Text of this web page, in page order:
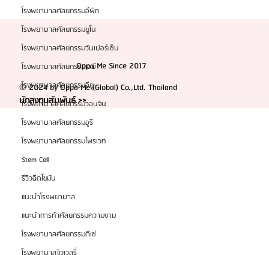
โรงพยาบาลศัลยกรรมอีพิก
โรงพยาบาลศัลยกรรมยูโน
โรงพยาบาลศัลยกรรมวันเปอร์เซ็น
โรงพยาบาลศัลยกรรมเอบี
โรงพยาบาลศัลยกรรมอียู
โรงพยาบาลศัลยกรรมวอนจิน
โรงพยาบาลศัลยกรรมอูรี
โรงพยาบาลศัลยกรรมไพรเวท
Stem Cell
รีวิวฉีดไขมัน
แนะนำโรงพยาบาล
แนะนำการทำศัลยกรรมความงาม
โรงพยาบาลศัลยกรรมดีเซ่
Oppa Me Since 2017
© 2024 by Oppa Me (Global) Co.,Ltd. Thailand
นักลงทุนสัมพันธ์ >>